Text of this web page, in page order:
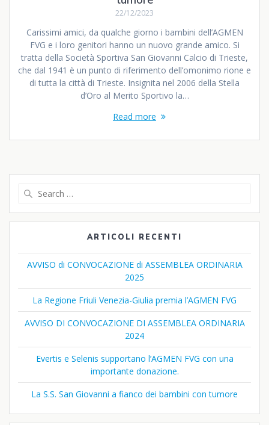
22/12/2023
Carissimi amici, da qualche giorno i bambini dell’AGMEN
FVG e i loro genitori hanno un nuovo grande amico. Si
tratta della Società Sportiva San Giovanni Calcio di Trieste,
che dal 1941 è un punto di riferimento dell’omonimo rione e
di tutta la città di Trieste. Insignita nel 2006 della Stella
d’Oro al Merito Sportivo la…
Read more
ARTICOLI RECENTI
AVVISO di CONVOCAZIONE di ASSEMBLEA ORDINARIA
2025
La Regione Friuli Venezia-Giulia premia l’AGMEN FVG
AVVISO DI CONVOCAZIONE DI ASSEMBLEA ORDINARIA
2024
Evertis e Selenis supportano l’AGMEN FVG con una
importante donazione.
La S.S. San Giovanni a fianco dei bambini con tumore